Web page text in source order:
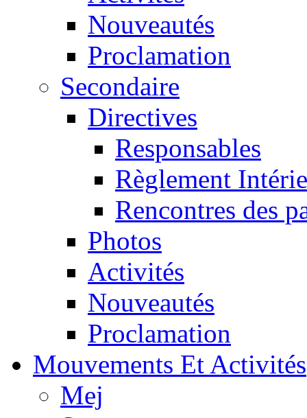
Nouveautés
Proclamation
Secondaire
Directives
Responsables
Règlement
Rencontres des
Photos
Activités
Nouveautés
Proclamation
Mouvements Et Activités
Mej